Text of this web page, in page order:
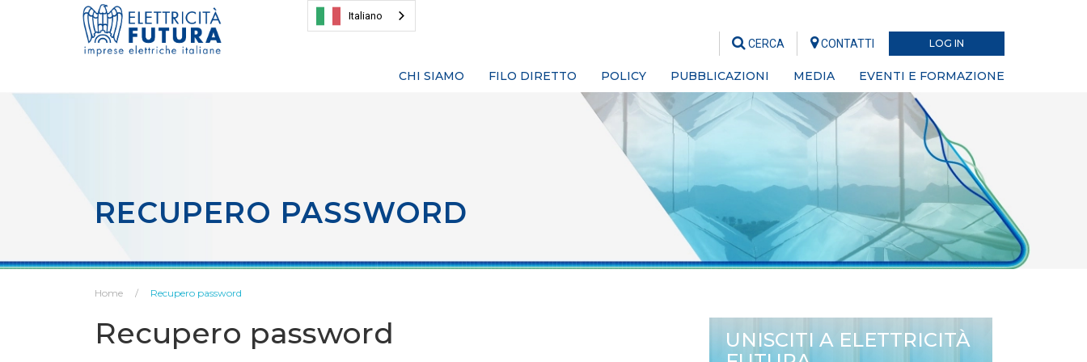
Italiano
LOG IN
CERCA CONTATTI
CHI SIAMO FILO DIRETTO POLICY PUBBLICAZIONI MEDIA EVENTI E FORMAZIONE
RECUPERO PASSWORD
Home Recupero password
Recupero password
UNISCITI A ELETTRICITÀ